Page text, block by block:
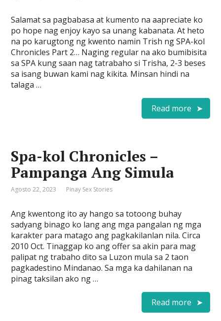
Salamat sa pagbabasa at kumento na aapreciate ko
po hope nag enjoy kayo sa unang kabanata. At heto
na po karugtong ng kwento namin Trish ng SPA-kol
Chronicles Part 2… Naging regular na ako bumibisita
sa SPA kung saan nag tatrabaho si Trisha, 2-3 beses
sa isang buwan kami nag kikita. Minsan hindi na
talaga …
Read more
Spa-kol Chronicles –
Pampanga Ang Simula
Agosto 22, 2023 Pinay Sex Stories
Ang kwentong ito ay hango sa totoong buhay
sadyang binago ko lang ang mga pangalan ng mga
karakter para matago ang pagkakilanlan nila. Circa
2010 Oct. Tinaggap ko ang offer sa akin para mag
palipat ng trabaho dito sa Luzon mula sa 2 taon
pagkadestino Mindanao. Sa mga ka dahilanan na
pinag taksilan ako ng …
Read more